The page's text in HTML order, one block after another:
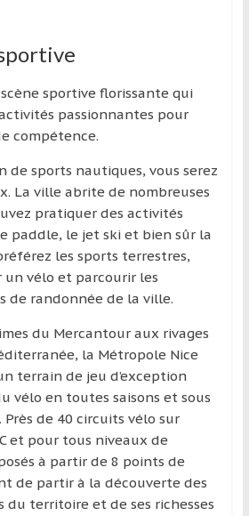
sportive florissante qui
passionnantes pour
compétence.
de sports nautiques, vous serez
La ville abrite de nombreuses
pratiquer des activités
paddle, le jet ski et bien sûr la
les sports terrestres,
un vélo et parcourir les
de randonnée de la ville.
du Mercantour aux rivages
la Métropole Nice
terrain de jeu d’exception
vélo en toutes saisons et sous
de 40 circuits vélo sur
et pour tous niveaux de
à partir de 8 points de
de partir à la découverte des
territoire et de ses richesses